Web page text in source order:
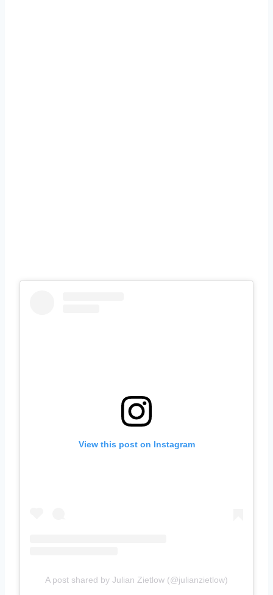
View this post on Instagram
A post shared by Julian Zietlow (@julianzietlow)